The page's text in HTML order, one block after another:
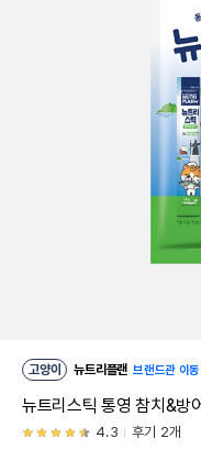
고양이 뉴트리플랜 브랜드관 이동
뉴트리스틱 통영 참치&방
4.3 후기 2개